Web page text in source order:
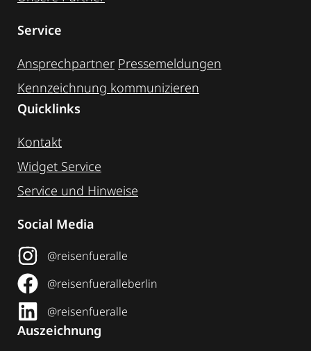
Service
Ansprechpartner Pressemeldungen
Kennzeichnung ­kommunizieren
Quicklinks
Kontakt
Widget Service
Service und Hinweise
Social Media
@reisenfueralle
@reisenfueralleberlin
@reisenfueralle
Auszeichnung